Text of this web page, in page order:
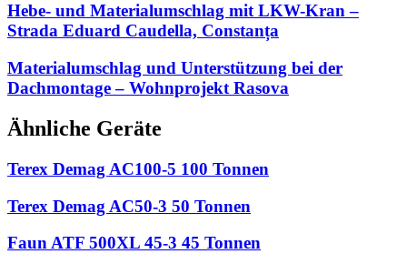
Hebe- und Materialumschlag mit LKW-Kran –
Strada Eduard Caudella, Constanța
Materialumschlag und Unterstützung bei der
Dachmontage – Wohnprojekt Rasova
Ähnliche Geräte
Terex Demag AC100-5 100 Tonnen
Terex Demag AC50-3 50 Tonnen
Faun ATF 500XL 45-3 45 Tonnen